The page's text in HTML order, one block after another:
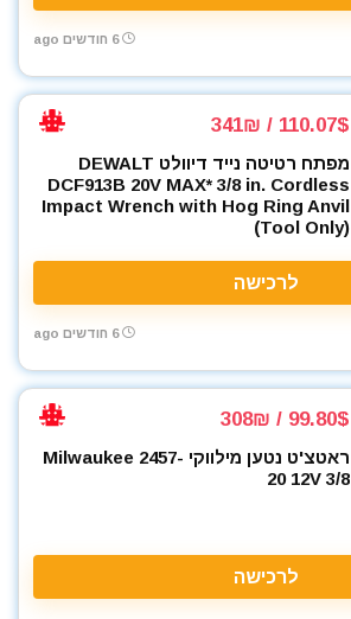
6 חודשים ago
110.07$ / 341₪
מפתח רטיטה נייד דיוולט DEWALT
DCF913B 20V MAX* 3/8 in. Cordless
Impact Wrench with Hog Ring Anvil
(Tool Only)
לרכישה
6 חודשים ago
99.80$ / 308₪
ראטצ'ט נטען מילווקי Milwaukee 2457-
20 12V 3/8
לרכישה